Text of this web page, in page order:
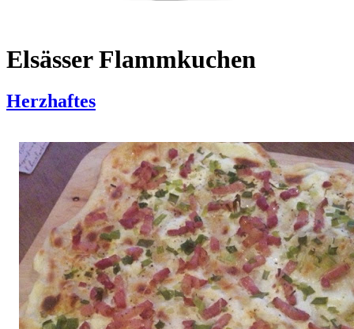
Elsässer Flammkuchen
Herzhaftes